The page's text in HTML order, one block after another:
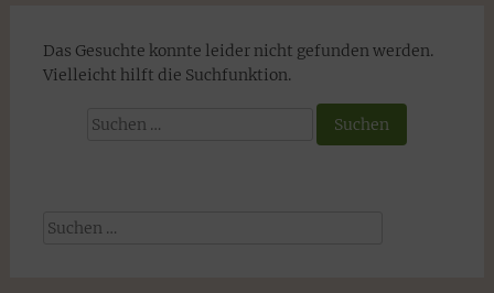
Das Gesuchte konnte leider nicht gefunden werden.
Vielleicht hilft die Suchfunktion.
Suchen
Suchen